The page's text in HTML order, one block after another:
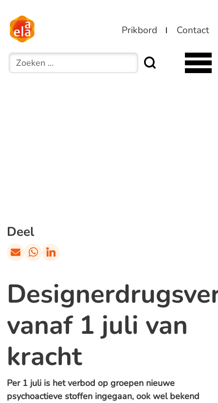
Prikbord Contact
Zoeken
vanaf 1 juli van
kracht
Per 1 juli is het verbod op groepen nieuwe
psychoactieve stoffen ingegaan, ook wel bekend
Deel